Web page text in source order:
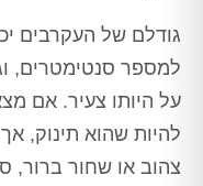
גודלם של העקרבים
למספר סנטימטרים,
על היותו צעיר. אם
להיות שהוא תינוק,
צהוב או שחור ברור,